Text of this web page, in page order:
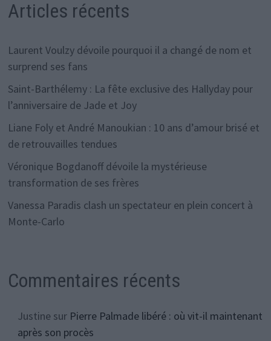
Articles récents
Laurent Voulzy dévoile pourquoi il a changé de nom et
surprend ses fans
Saint-Barthélemy : La fête exclusive des Hallyday pour
l’anniversaire de Jade et Joy
Liane Foly et André Manoukian : 10 ans d’amour brisé et
de retrouvailles tendues
Véronique Bogdanoff dévoile la mystérieuse
transformation de ses frères
Vanessa Paradis clash un spectateur en plein concert à
Monte-Carlo
Commentaires récents
Justinesur Pierre Palmade libéré : où vit-il maintenant
après son procès